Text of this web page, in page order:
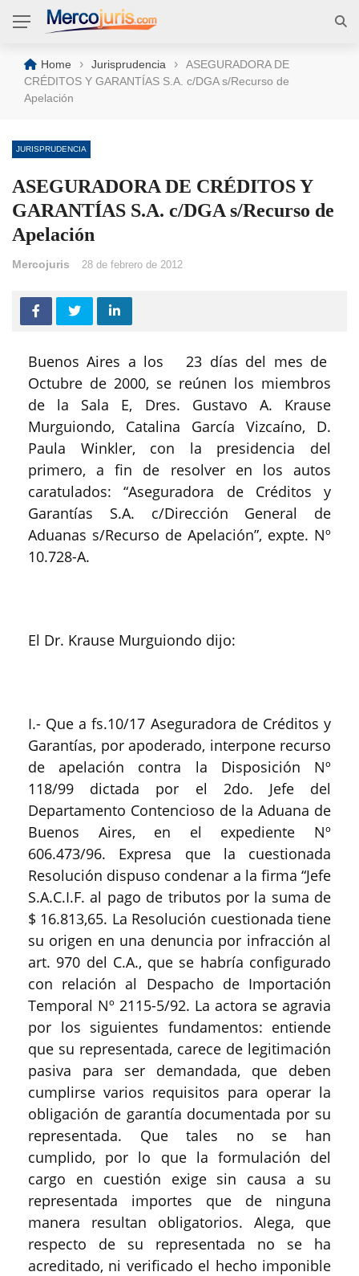
Home › Jurisprudencia ›
ASEGURADORA DE
CRÉDITOS Y GARANTÍAS S.A. c/DGA s/Recurso de
Apelación
JURISPRUDENCIA
ASEGURADORA DE CRÉDITOS Y
GARANTÍAS S.A. c/DGA s/Recurso de
Apelación
Mercojuris 28 de febrero de 2012
Buenos Aires a los 23 días del mes de
Octubre de 2000, se reúnen los miembros
de la Sala E, Dres. Gustavo A. Krause
Murguiondo, Catalina García Vizcaíno, D.
Paula Winkler, con la presidencia del
primero, a fin de resolver en los autos
caratulados: “Aseguradora de Créditos y
Garantías S.A. c/Dirección General de
Aduanas s/Recurso de Apelación”, expte. Nº
10.728-A.
El Dr. Krause Murguiondo dijo:
I.- Que a fs.10/17 Aseguradora de Créditos y
Garantías, por apoderado, interpone recurso
de apelación contra la Disposición Nº
118/99 dictada por el 2do. Jefe del
Departamento Contencioso de la Aduana de
Buenos Aires, en el expediente Nº
606.473/96. Expresa que la cuestionada
Resolución dispuso condenar a la firma “Jefe
S.A.C.I.F. al pago de tributos por la suma de
$ 16.813,65. La Resolución cuestionada tiene
su origen en una denuncia por infracción al
art. 970 del C.A., que se habría configurado
con relación al Despacho de Importación
Temporal Nº 2115-5/92. La actora se agravia
por los siguientes fundamentos: entiende
que su representada, carece de legitimación
pasiva para ser demandada, que deben
cumplirse varios requisitos para operar la
obligación de garantía documentada por su
representada. Que tales no se han
cumplido, por lo que la formulación del
cargo en cuestión exige sin causa a su
representada importes que de ninguna
manera resultan obligatorios. Alega, que
respecto de su representada no se ha
acreditado, ni verificado el hecho imponible